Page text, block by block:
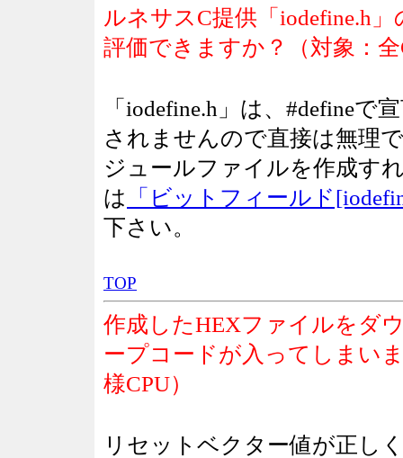
ルネサスC提供「iodefine.h
評価できますか？（対象：全
「iodefine.h」は、#define
されませんので直接は無理
ジュールファイルを作成す
は
「ビットフィールド
下さい。
TOP
作成したHEXファイルをダ
ープコードが入ってしまい
様CPU）
リセットベクター値が正し